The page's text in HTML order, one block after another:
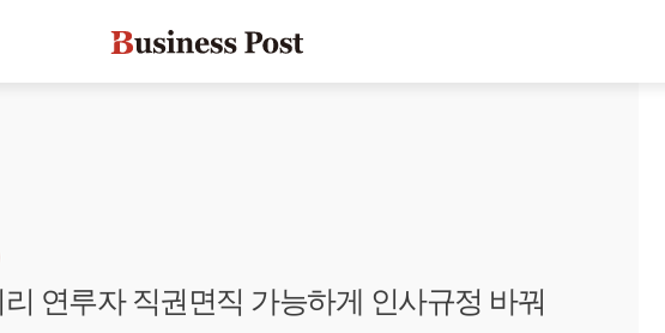
연루자 직권면직 가능하게 인사규정 바꿔